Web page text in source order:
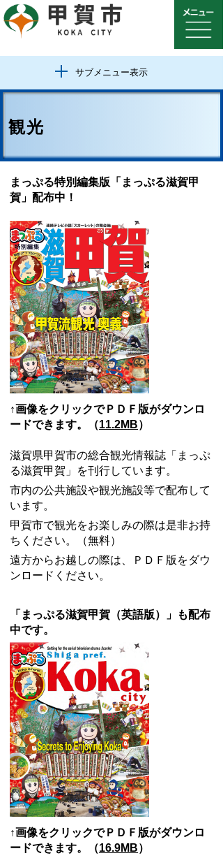
サブメニュー表示
観光
まっぷる特別編集版「まっぷる滋賀甲
賀」配布中！
↑画像をクリックでＰＤＦ版がダウンロ
ードできます。（11.2MB）
滋賀県甲賀市の総合観光情報誌「まっぷ
る滋賀甲賀」を刊行しています。
市内の公共施設や観光施設等で配布して
います。
甲賀市で観光をお楽しみの際は是非お持
ちください。（無料）
遠方からお越しの際は、ＰＤＦ版をダウ
ンロードください。
「まっぷる滋賀甲賀（英語版）」も配布
中です。
↑画像をクリックでＰＤＦ版がダウンロ
ードできます。（16.9MB）